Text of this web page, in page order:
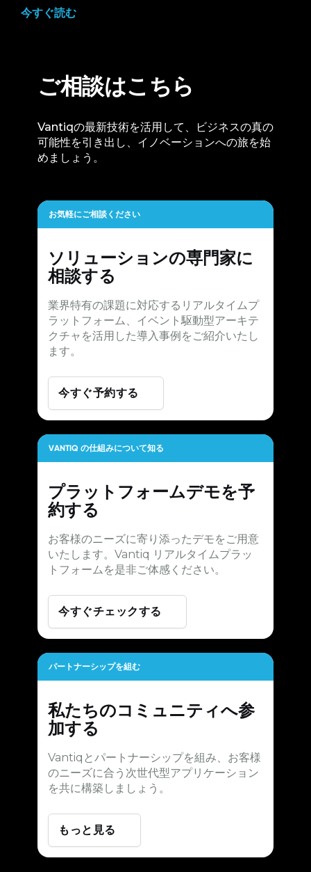
今すぐ読む
ご相談はこちら
Vantiqの最新技術を活用して、ビジネスの真の
可能性を引き出し、イノベーションへの旅を始
めましょう。
お気軽にご相談ください
ソリューションの専門家に
相談する
業界特有の課題に対応するリアルタイムプ
ラットフォーム、イベント駆動型アーキテ
クチャを活用した導入事例をご紹介いたし
ます。
今すぐ予約する
VANTIQ の仕組みについて知る
プラットフォームデモを予
約する
お客様のニーズに寄り添ったデモをご用意
いたします。Vantiq リアルタイムプラッ
トフォームを是非ご体感ください。
今すぐチェックする
パートナーシップを組む
私たちのコミュニティへ参
加する
Vantiqとパートナーシップを組み、お客様
のニーズに合う次世代型アプリケーション
を共に構築しましょう。
もっと見る